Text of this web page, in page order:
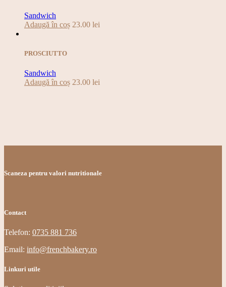
Sandwich
Adaugă în coș 23.00 lei
PROSCIUTTO
Sandwich
Adaugă în coș 23.00 lei
Scaneza pentru valori nutritionale
Contact
Telefon: 0735 881 736
Email: info@frenchbakery.ro
Linkuri utile